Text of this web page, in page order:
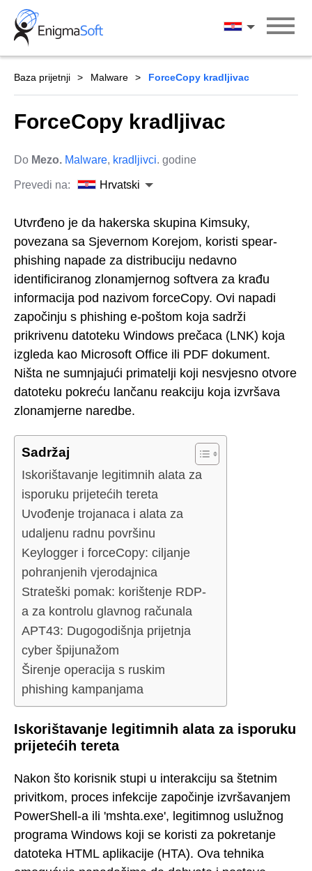
Skip
content
Hrvatski
Baza prijetnji Malware ForceCopy kradljivac
ForceCopy kradljivac
Do Mezo. Malware, kradljivci. godine
Prevedi na: Hrvatski
Utvrđeno je da hakerska skupina Kimsuky,
povezana sa Sjevernom Korejom, koristi spear-
phishing napade za distribuciju nedavno
identificiranog zlonamjernog softvera za krađu
informacija pod nazivom forceCopy. Ovi napadi
započinju s phishing e-poštom koja sadrži
prikrivenu datoteku Windows prečaca (LNK) koja
izgleda kao Microsoft Office ili PDF dokument.
Ništa ne sumnjajući primatelji koji nesvjesno otvore
datoteku pokreću lančanu reakciju koja izvršava
zlonamjerne naredbe.
Sadržaj
Iskorištavanje legitimnih alata za
isporuku prijetećih tereta
Uvođenje trojanaca i alata za
udaljenu radnu površinu
Keylogger i forceCopy: ciljanje
pohranjenih vjerodajnica
Strateški pomak: korištenje RDP-
a za kontrolu glavnog računala
APT43: Dugogodišnja prijetnja
cyber špijunažom
Širenje operacija s ruskim
phishing kampanjama
Iskorištavanje legitimnih alata za isporuku
prijetećih tereta
Nakon što korisnik stupi u interakciju sa štetnim
privitkom, proces infekcije započinje izvršavanjem
PowerShell-a ili 'mshta.exe', legitimnog uslužnog
programa Windows koji se koristi za pokretanje
datoteka HTML aplikacije (HTA). Ova tehnika